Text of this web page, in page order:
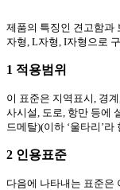
제품의 특징인 견고함과
자형, L자형, I자형으로
1 적용범위
이 표준은 지역표시, 경
사시설, 도로, 항만 등에
드메탈)(이하 ‘울타리’
2 인용표준
다음에 나타내는 표준은